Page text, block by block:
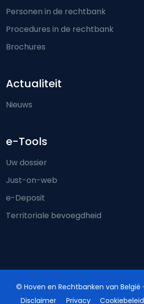
Personen in de rechtbank
Procedures in de rechtbank
Brochures
Actualiteit
Nieuws
e-Tools
Uw dossier
Just-on-web
e-Deposit
Territoriale bevoegdheid
© Hoven en Rechtbanken van België
Disclaimer
Privacy Cookiebeleid